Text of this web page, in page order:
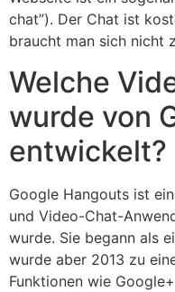
chat”). Der Chat ist
braucht man sich nicht
Welche
wurde von
entwickelt?
Google Hangouts ist
und Video-Chat-
wurde. Sie begann als
wurde aber 2013 zu
Funktionen wie